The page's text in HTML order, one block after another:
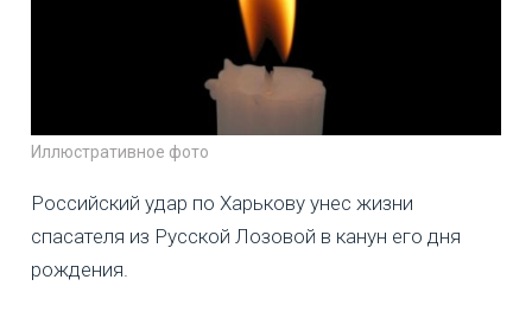
Иллюстративное фото
Российский удар по Харькову унес жизни
спасателя из Русской Лозовой в канун его дня
рождения.